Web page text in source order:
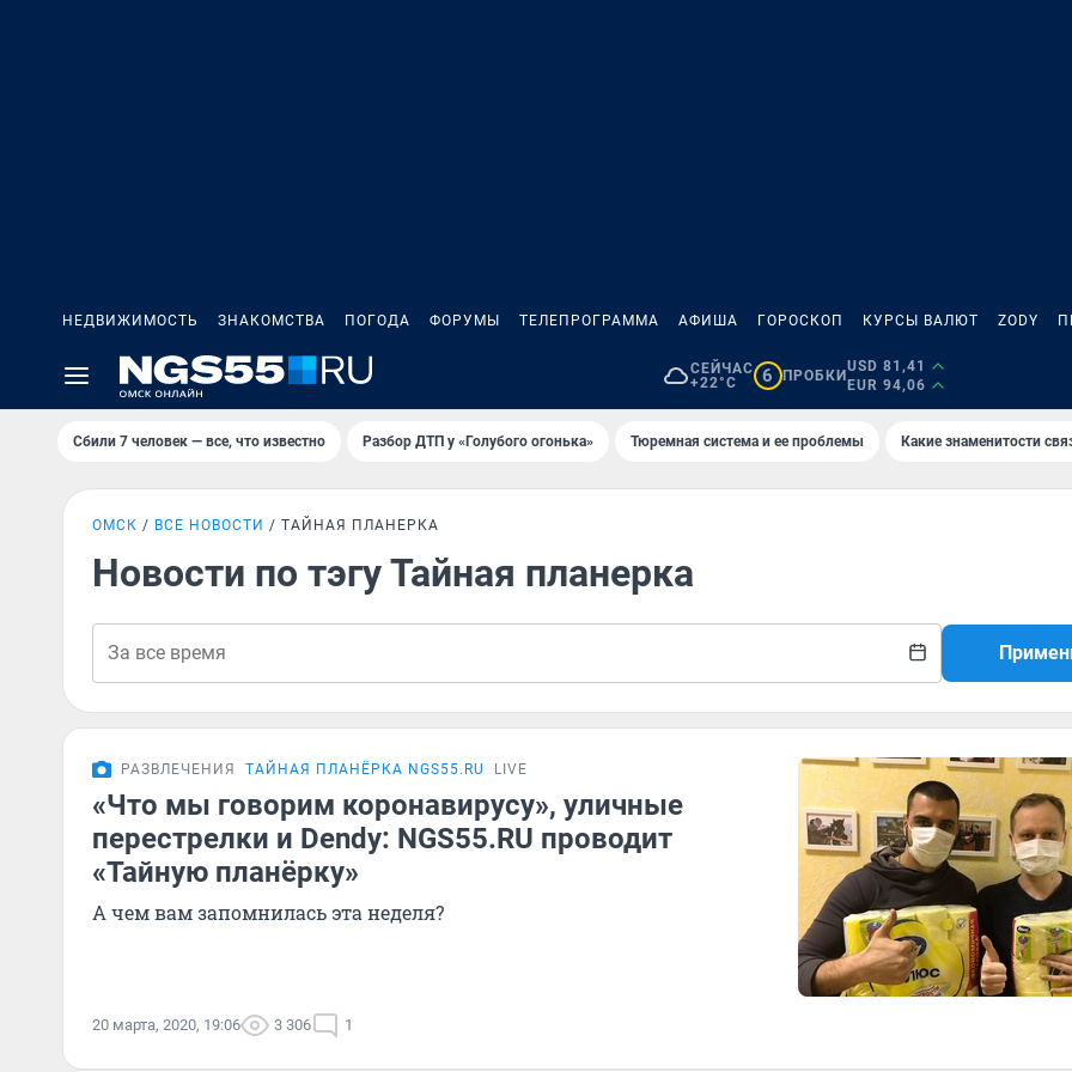
НЕДВИЖИМОСТЬ ЗНАКОМСТВА ПОГОДА ФОРУМЫ ТЕЛЕПРОГРАММА АФИША ГОРОСКОП КУРСЫ ВАЛЮТ ZODY
СЕЙЧАС
+22°C
6 ПРОБКИ
USD 81,41
EUR 94,06
Сбили 7 человек — все, что известно Разбор ДТП у «Голубого огонька» Тюремная система и ее проблемы Какие знаменитости
ОМСК ВСЕ НОВОСТИ ТАЙНАЯ ПЛАНЕРКА
Новости по тэгу Тайная планерка
РАЗВЛЕЧЕНИЯ ТАЙНАЯ ПЛАНЁРКА NGS55.RU LIVE
«Что мы говорим коронавирусу», уличные
перестрелки и Dendy: NGS55.RU проводит
«Тайную планёрку»
А чем вам запомнилась эта неделя?
20 марта, 2020, 19:06 3 306 1